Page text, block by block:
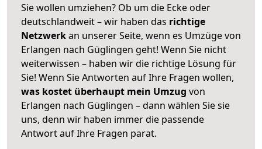
Sie wollen umziehen? Ob um die Ecke oder
deutschlandweit – wir haben das richtige
Netzwerkan unserer Seite, wenn es Umzüge von
Erlangen nach Güglingen geht! Wenn Sie nicht
weiterwissen – haben wir die richtige Lösung für
Sie! Wenn Sie Antworten auf Ihre Fragen wollen,
was kostet überhaupt mein Umzug von
Erlangen nach Güglingen – dann wählen Sie sie
uns, denn wir haben immer die passende
Antwort auf Ihre Fragen parat.